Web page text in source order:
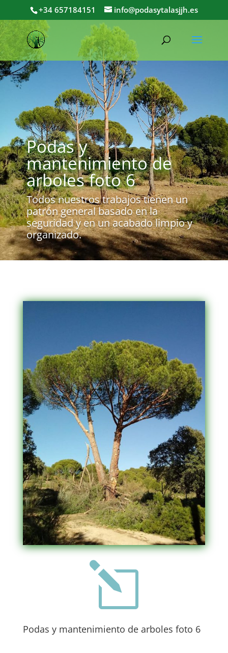
+34 657184151 info@podasytalasjjh.es
Podas y
mantenimiento de
arboles foto 6
Todos nuestros trabajos tienen un
patrón general basado en la
seguridad y en un acabado limpio y
organizado.
l
Podas y mantenimiento de arboles foto 6